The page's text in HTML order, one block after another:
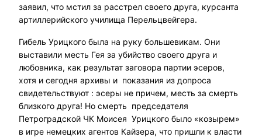
заявил, что мстил за расстрел своего друга, курсанта
артиллерийского училища Перельцвейгера.
Гибель Урицкого была на руку большевикам. Они
выставили месть Гея за убийство своего друга и
любовника, как результат заговора партии эсеров,
хотя и сегодня архивы и показания из допроса
свидетельствуют : эсеры не причем, месть за смерть
близкого друга! Но смерть председателя
Петроградской ЧК Моисея Урицкого было «козырем»
в игре немецких агентов Кайзера, что пришли к власти